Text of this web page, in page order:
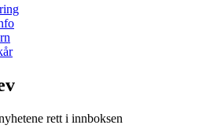
rett i innboksen